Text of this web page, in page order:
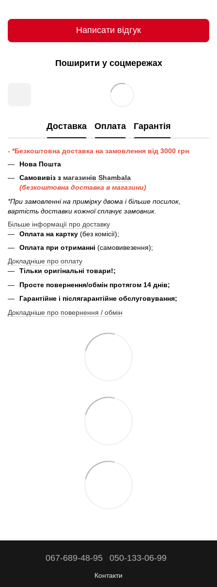
Написати відгук
Поширити у соцмережах
Доставка Оплата Гарантія
- *Безкоштовна доставка на замовлення від 3000 грн
Нова Пошта
Самовивіз з магазинів Shambala
(безкоштовна доставка в магазини)
*При замовленні на примірку двома і більше посилок,
вартість доставки кожної сплачує замовник.
Більше інформації про доставку
Оплата на картку (без комісії);
Оплата при отриманні (самовивезення);
Докладніше про оплату
Тільки оригінальні товари!;
Просте повернення/обмін протягом 14 днів;
Гарантійне і післягарантійне обслуговування;
Докладніше про повернення / обмін
067-689-48-95 050-133-06-99
Контакти